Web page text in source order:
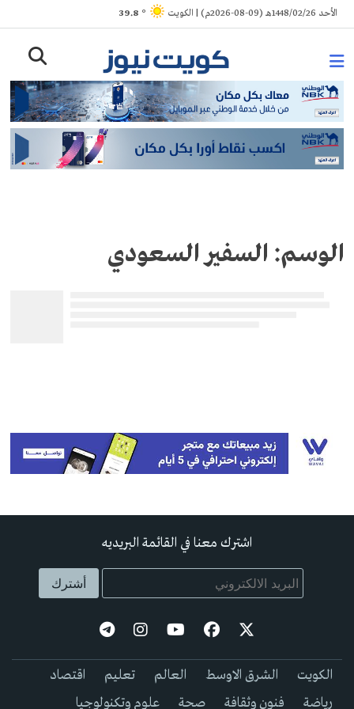
Skip
to
الأحد 1448/02/26هـ (09-08-2026م) | الكويت ° 39.8
الوسم: السفير السعودي
اشترك معنا في القائمة البريديه
الكويت الشرق الاوسط العالم تعليم
اقتصاد
رياضة
فنون وثقافة صحة علوم وتكنولوجيا